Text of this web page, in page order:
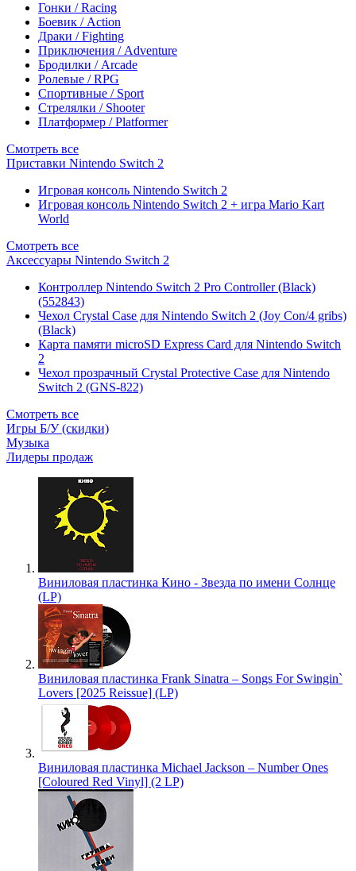
Гонки / Racing
Боевик / Action
Драки / Fighting
Приключения / Adventure
Бродилки / Arcade
Ролевые / RPG
Спортивные / Sport
Стрелялки / Shooter
Платформер / Platformer
Смотреть все
Приставки Nintendo Switch 2
Игровая консоль Nintendo Switch 2
Игровая консоль Nintendo Switch 2 + игра Mario Kart
World
Смотреть все
Аксессуары Nintendo Switch 2
Контроллер Nintendo Switch 2 Pro Controller (Black)
(552843)
Чехол Сrystal Сase для Nintendo Switch 2 (Joy Con/4 gribs)
(Black)
Карта памяти microSD Express Card для Nintendo Switch
2
Чехол прозрачный Crystal Protective Case для Nintendo
Switch 2 (GNS-822)
Смотреть все
Игры Б/У (скидки)
Музыка
Лидеры продаж
Виниловая пластинка Кино - Звезда по имени Солнце
(LP)
Виниловая пластинка Frank Sinatra – Songs For Swingin`
Lovers [2025 Reissue] (LP)
Виниловая пластинка Michael Jackson – Number Ones
[Coloured Red Vinyl] (2 LP)